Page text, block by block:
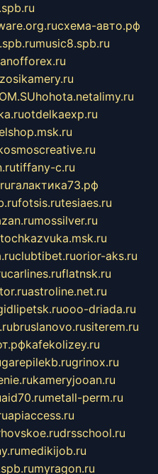
схема-авто.рф
music8.spb.ru
zosikamery.ru
hohota.netalimy.ru
otdelkaexp.ru
tiffany-c.ru
галактика73.рф
fotsis.rutesiaes.ru
mossilver.ru
tochkazvuka.msk.ru
clubtibet.ruorior-aks.ru
carlines.ruflatnsk.ru
astroline.net.ru
ooo-driada.ru
bruslanovo.rusiterem.ru
kafekolizey.ru
grinox.ru
kameryjooan.ru
aid70.rumetall-perm.ru
apiaccess.ru
drsschool.ru
medikijob.ru
myragon.ru